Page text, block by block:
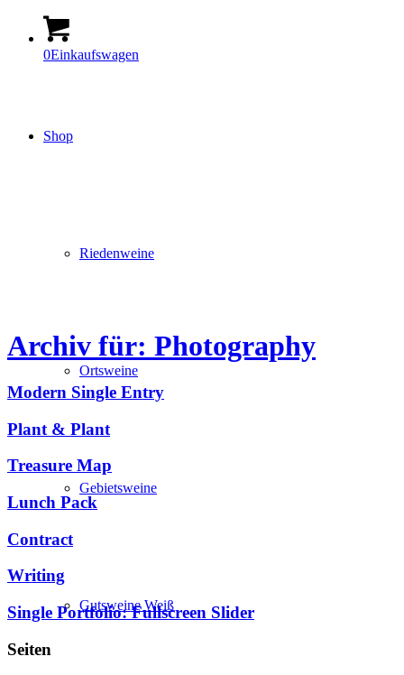
0Einkaufswagen
Shop
Riedenweine
Ortsweine
Gebietsweine
Gutsweine Weiß
Archiv für: Photography
Modern Single Entry
Plant & Plant
Treasure Map
Lunch Pack
Contract
Writing
Single Portfolio: Fullscreen Slider
Seiten